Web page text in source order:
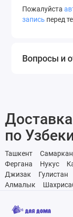
Пожалуйста
запись перед
Вопросы и
по
Ташкент
Фергана
Нукус
Джизак
Гулистан
Алмалык